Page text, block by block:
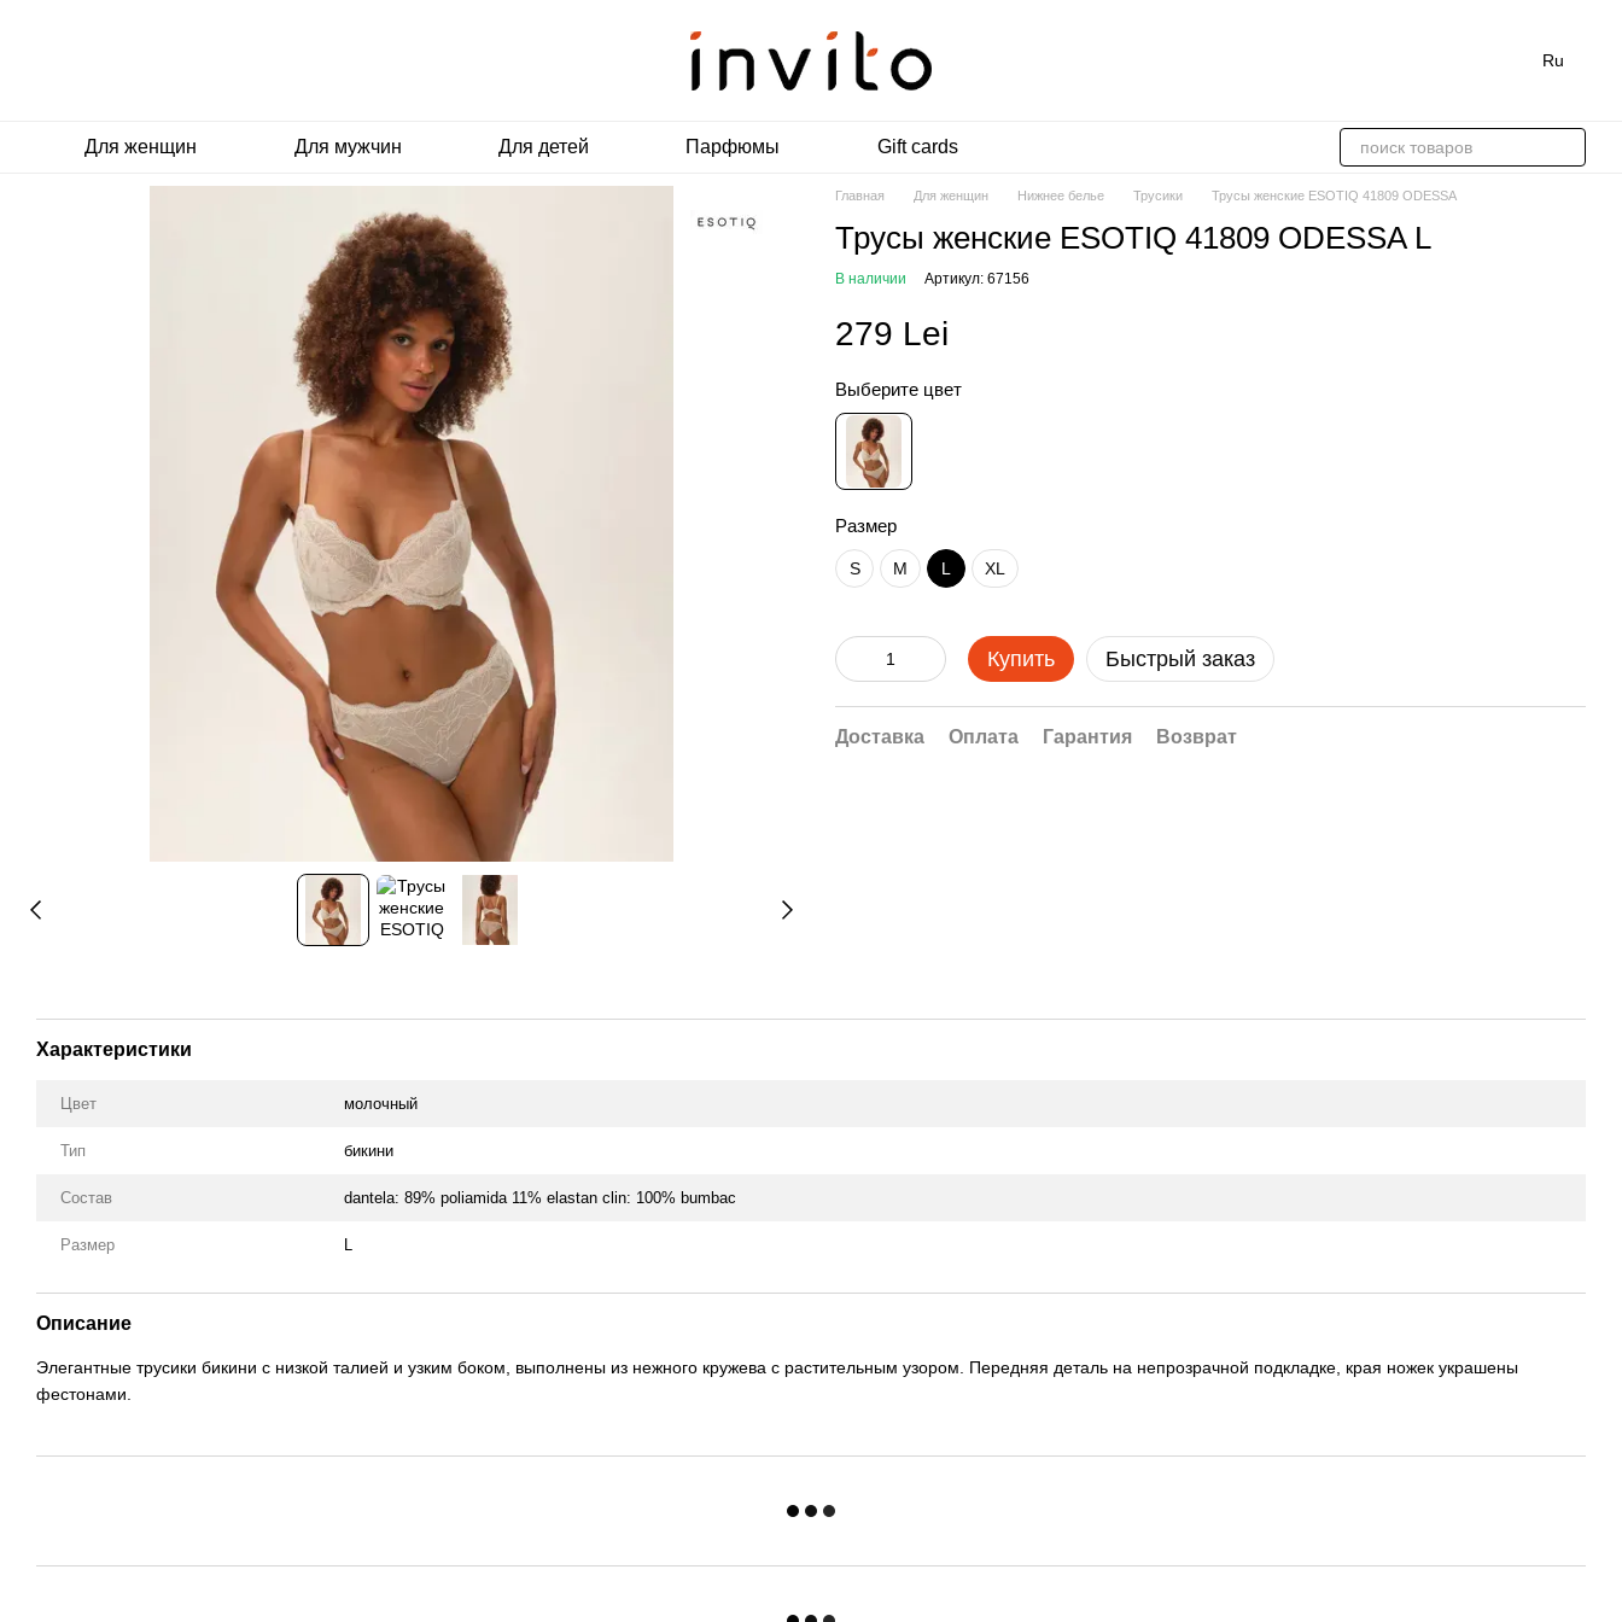
Ru
Для женщин Для мужчин Для детей Парфюмы Gift cards
Главная Для женщин Нижнее белье Трусики Трусы женские ESOTIQ 41809 ODESSA
Трусы женские ESOTIQ 41809 ODESSA L
В наличии Артикул: 67156
279 Lei
Выберите цвет
Размер
S M L XL
Купить Быстрый заказ
Доставка Оплата Гарантия Возврат
Характеристики
Цвет молочный
Тип бикини
Состав dantela: 89% poliamida 11% elastan clin: 100% bumbac
Размер
Описание
Элегантные трусики бикини с низкой талией и узким боком, выполнены из нежного кружева с растительным узором. Передняя деталь на непрозрачной подкладке, края ножек украшены
фестонами.